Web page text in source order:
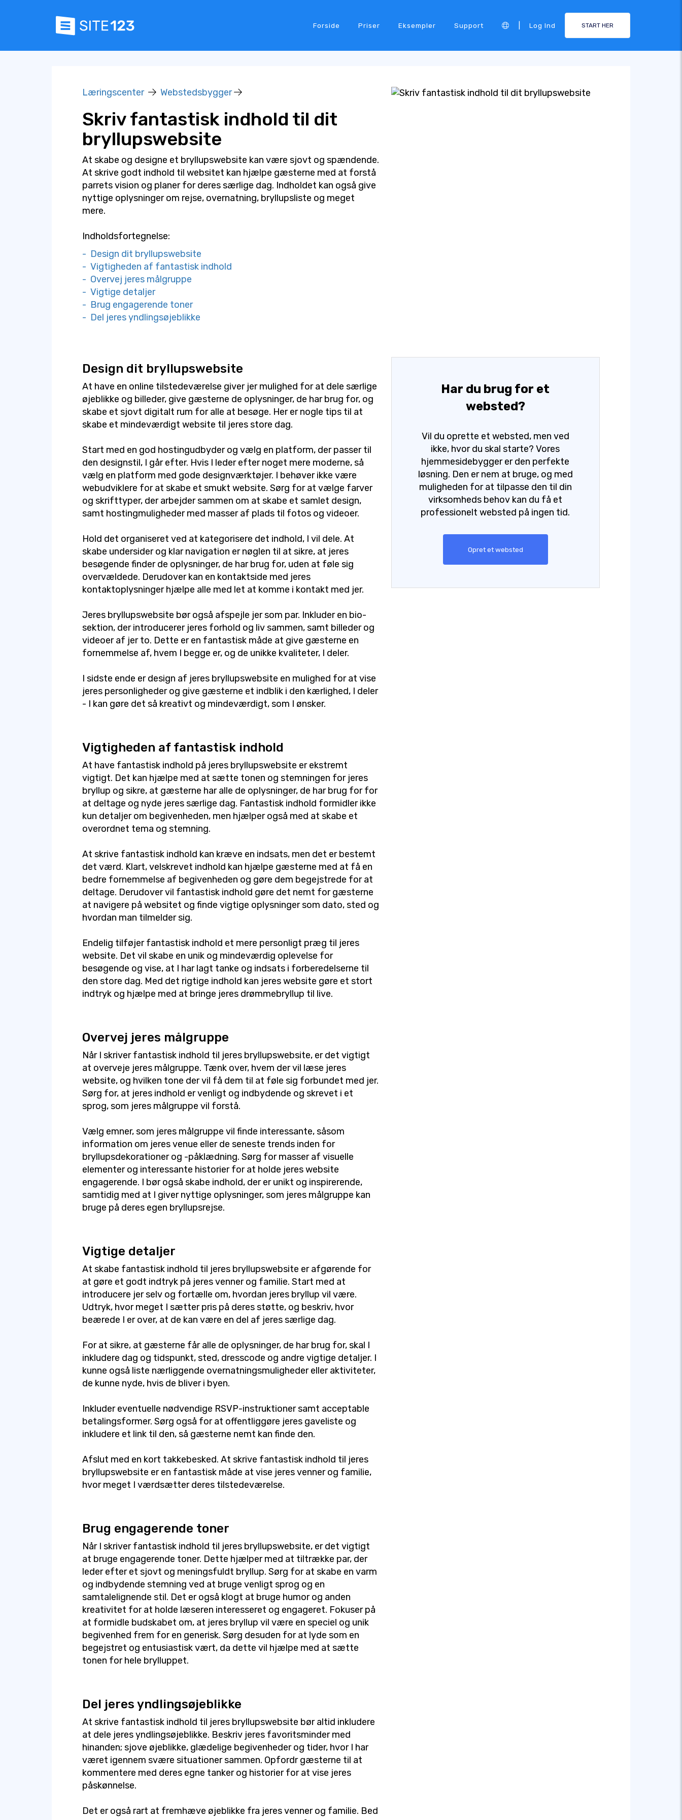
Forside Priser Eksempler Support Log Ind START HER
Læringscenter Webstedsbygger
Skriv fantastisk indhold til dit
bryllupswebsite
At skabe og designe et bryllupswebsite kan være sjovt og spændende.
At skrive godt indhold til websitet kan hjælpe gæsterne med at forstå
parrets vision og planer for deres særlige dag. Indholdet kan også give
nyttige oplysninger om rejse, overnatning, bryllupsliste og meget
mere.
Indholdsfortegnelse:
- Design dit bryllupswebsite
- Vigtigheden af fantastisk indhold
- Overvej jeres målgruppe
- Vigtige detaljer
- Brug engagerende toner
- Del jeres yndlingsøjeblikke
Design dit bryllupswebsite
At have en online tilstedeværelse giver jer mulighed for at dele særlige
øjeblikke og billeder, give gæsterne de oplysninger, de har brug for, og
skabe et sjovt digitalt rum for alle at besøge. Her er nogle tips til at
skabe et mindeværdigt website til jeres store dag.
Start med en god hostingudbyder og vælg en platform, der passer til
den designstil, I går efter. Hvis I leder efter noget mere moderne, så
vælg en platform med gode designværktøjer. I behøver ikke være
webudviklere for at skabe et smukt website. Sørg for at vælge farver
og skrifttyper, der arbejder sammen om at skabe et samlet design,
samt hostingmuligheder med masser af plads til fotos og videoer.
Hold det organiseret ved at kategorisere det indhold, I vil dele. At
skabe undersider og klar navigation er nøglen til at sikre, at jeres
besøgende finder de oplysninger, de har brug for, uden at føle sig
overvældede. Derudover kan en kontaktside med jeres
kontaktoplysninger hjælpe alle med let at komme i kontakt med jer.
Jeres bryllupswebsite bør også afspejle jer som par. Inkluder en bio-
sektion, der introducerer jeres forhold og liv sammen, samt billeder og
videoer af jer to. Dette er en fantastisk måde at give gæsterne en
fornemmelse af, hvem I begge er, og de unikke kvaliteter, I deler.
I sidste ende er design af jeres bryllupswebsite en mulighed for at vise
jeres personligheder og give gæsterne et indblik i den kærlighed, I deler
- I kan gøre det så kreativt og mindeværdigt, som I ønsker.
Har du brug for et
websted?
Vil du oprette et websted, men ved
ikke, hvor du skal starte? Vores
hjemmesidebygger er den perfekte
løsning. Den er nem at bruge, og med
muligheden for at tilpasse den til din
virksomheds behov kan du få et
professionelt websted på ingen tid.
Opret et websted
Vigtigheden af fantastisk indhold
At have fantastisk indhold på jeres bryllupswebsite er ekstremt
vigtigt. Det kan hjælpe med at sætte tonen og stemningen for jeres
bryllup og sikre, at gæsterne har alle de oplysninger, de har brug for for
at deltage og nyde jeres særlige dag. Fantastisk indhold formidler ikke
kun detaljer om begivenheden, men hjælper også med at skabe et
overordnet tema og stemning.
At skrive fantastisk indhold kan kræve en indsats, men det er bestemt
det værd. Klart, velskrevet indhold kan hjælpe gæsterne med at få en
bedre fornemmelse af begivenheden og gøre dem begejstrede for at
deltage. Derudover vil fantastisk indhold gøre det nemt for gæsterne
at navigere på websitet og finde vigtige oplysninger som dato, sted og
hvordan man tilmelder sig.
Endelig tilføjer fantastisk indhold et mere personligt præg til jeres
website. Det vil skabe en unik og mindeværdig oplevelse for
besøgende og vise, at I har lagt tanke og indsats i forberedelserne til
den store dag. Med det rigtige indhold kan jeres website gøre et stort
indtryk og hjælpe med at bringe jeres drømmebryllup til live.
Overvej jeres målgruppe
Når I skriver fantastisk indhold til jeres bryllupswebsite, er det vigtigt
at overveje jeres målgruppe. Tænk over, hvem der vil læse jeres
website, og hvilken tone der vil få dem til at føle sig forbundet med jer.
Sørg for, at jeres indhold er venligt og indbydende og skrevet i et
sprog, som jeres målgruppe vil forstå.
Vælg emner, som jeres målgruppe vil finde interessante, såsom
information om jeres venue eller de seneste trends inden for
bryllupsdekorationer og -påklædning. Sørg for masser af visuelle
elementer og interessante historier for at holde jeres website
engagerende. I bør også skabe indhold, der er unikt og inspirerende,
samtidig med at I giver nyttige oplysninger, som jeres målgruppe kan
bruge på deres egen bryllupsrejse.
Vigtige detaljer
At skabe fantastisk indhold til jeres bryllupswebsite er afgørende for
at gøre et godt indtryk på jeres venner og familie. Start med at
introducere jer selv og fortælle om, hvordan jeres bryllup vil være.
Udtryk, hvor meget I sætter pris på deres støtte, og beskriv, hvor
beærede I er over, at de kan være en del af jeres særlige dag.
For at sikre, at gæsterne får alle de oplysninger, de har brug for, skal I
inkludere dag og tidspunkt, sted, dresscode og andre vigtige detaljer. I
kunne også liste nærliggende overnatningsmuligheder eller aktiviteter,
de kunne nyde, hvis de bliver i byen.
Inkluder eventuelle nødvendige RSVP-instruktioner samt acceptable
betalingsformer. Sørg også for at offentliggøre jeres gaveliste og
inkludere et link til den, så gæsterne nemt kan finde den.
Afslut med en kort takkebesked. At skrive fantastisk indhold til jeres
bryllupswebsite er en fantastisk måde at vise jeres venner og familie,
hvor meget I værdsætter deres tilstedeværelse.
Brug engagerende toner
Når I skriver fantastisk indhold til jeres bryllupswebsite, er det vigtigt
at bruge engagerende toner. Dette hjælper med at tiltrække par, der
leder efter et sjovt og meningsfuldt bryllup. Sørg for at skabe en varm
og indbydende stemning ved at bruge venligt sprog og en
samtalelignende stil. Det er også klogt at bruge humor og anden
kreativitet for at holde læseren interesseret og engageret. Fokuser på
at formidle budskabet om, at jeres bryllup vil være en speciel og unik
begivenhed frem for en generisk. Sørg desuden for at lyde som en
begejstret og entusiastisk vært, da dette vil hjælpe med at sætte
tonen for hele brylluppet.
Del jeres yndlingsøjeblikke
At skrive fantastisk indhold til jeres bryllupswebsite bør altid inkludere
at dele jeres yndlingsøjeblikke. Beskriv jeres favoritsminder med
hinanden; sjove øjeblikke, glædelige begivenheder og tider, hvor I har
været igennem svære situationer sammen. Opfordr gæsterne til at
kommentere med deres egne tanker og historier for at vise jeres
påskønnelse.
Det er også rart at fremhæve øjeblikke fra jeres venner og familie. Bed